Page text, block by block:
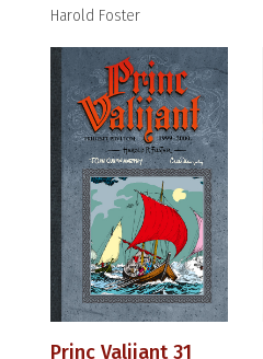
Harold Foster
Princ Valijant 31